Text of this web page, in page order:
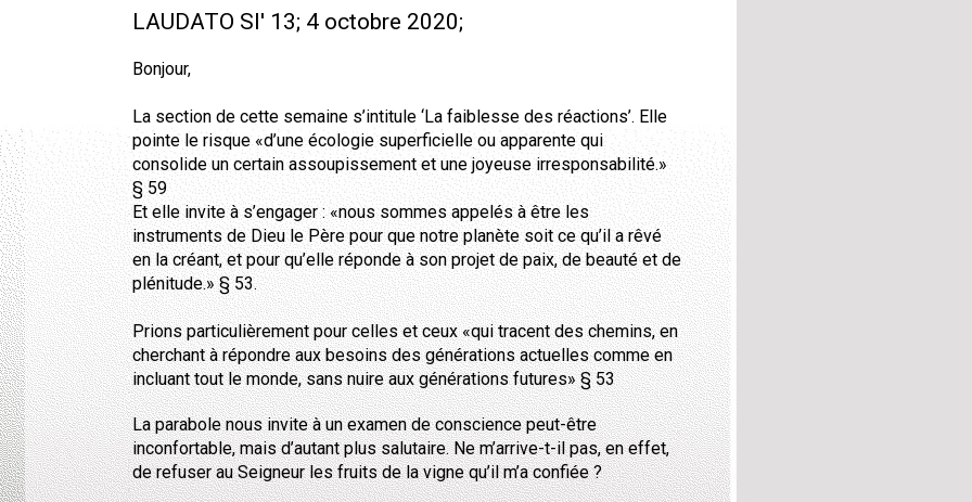
LAUDATO SI' 13; 4 octobre 2020;
Bonjour,
La section de cette semaine s’intitule ‘La faiblesse des réactions’. Elle
pointe le risque «d’une écologie superficielle ou apparente qui
consolide un certain assoupissement et une joyeuse irresponsabilité.»
§ 59
Et elle invite à s’engager : «nous sommes appelés à être les
instruments de Dieu le Père pour que notre planète soit ce qu’il a rêvé
en la créant, et pour qu’elle réponde à son projet de paix, de beauté et de
plénitude.» § 53.
Prions particulièrement pour celles et ceux «qui tracent des chemins, en
cherchant à répondre aux besoins des générations actuelles comme en
incluant tout le monde, sans nuire aux générations futures» § 53
La parabole nous invite à un examen de conscience peut-être
inconfortable, mais d’autant plus salutaire. Ne m’arrive-t-il pas, en effet,
de refuser au Seigneur les fruits de la vigne qu’il m’a confiée ?